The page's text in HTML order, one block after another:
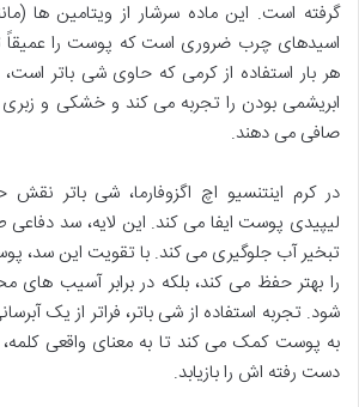
اسیدهای چرب ضروری است که پوست را عمیقاً
هر بار استفاده از کرمی که حاوی شی باتر
ابریشمی بودن را تجربه می کند و خشکی و
صافی می دهند.
در کرم اینتنسیو اچ اگزوفارما، شی باتر نقش
لیپیدی پوست ایفا می کند. این لایه، سد
تبخیر آب جلوگیری می کند. با تقویت این سد،
را بهتر حفظ می کند، بلکه در برابر آسیب های
شود. تجربه استفاده از شی باتر، فراتر از یک
به پوست کمک می کند تا به معنای واقعی کلمه،
دست رفته اش را بازیابد.